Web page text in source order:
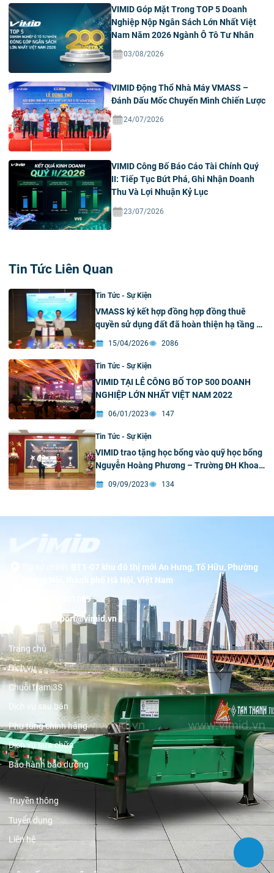
VIMID Góp Mặt Trong TOP 5 Doanh
Nghiệp Nộp Ngân Sách Lớn Nhất Việt
Nam Năm 2026 Ngành Ô Tô Tư Nhân
03/08/2026
VIMID Động Thổ Nhà Máy VMASS –
Đánh Dấu Mốc Chuyển Mình Chiến Lược
24/07/2026
VIMID Công Bố Báo Cáo Tài Chính Quý
II: Tiếp Tục Bứt Phá, Ghi Nhận Doanh
Thu Và Lợi Nhuận Kỷ Lục
23/07/2026
Tin Tức Liên Quan
Tin Tức - Sự Kiện
VMASS ký kết hợp đồng hợp đồng thuê
quyền sử dụng đất đã hoàn thiện hạ tầng kỹ
– lắp ráp ô tô tại Hải Phòng
15/04/2026 2086
Tin Tức - Sự Kiện
VIMID TẠI LỄ CÔNG BỐ TOP 500 DOANH
NGHIỆP LỚN NHẤT VIỆT NAM 2022
06/01/2023 147
Tin Tức - Sự Kiện
VIMID trao tặng học bổng vào quỹ học bổng
Nguyễn Hoàng Phương – Trường ĐH Khoa
09/09/2023 134
BT1-07 khu đô thị mới An Hưng, Tố Hữu, Phường
Dương Nội, thành phố Hà Nội, Việt Nam
19001089
support@vimid.vn
Trang chủ
Dịch vụ
Chuỗi trạm 3S
Dịch vụ sau bán
Phụ tùng chính hãng
Dịch vụ sửa chữa
Bảo hành bảo dưỡng
Truyền thông
Tuyển dụng
Liên hệ